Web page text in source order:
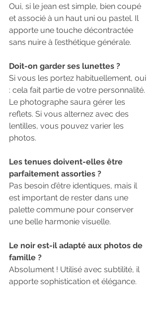
Oui, si le jean est simple, bien coupé
et associé à un haut uni ou pastel. Il
apporte une touche décontractée
sans nuire à l’esthétique générale.
Doit-on garder ses lunettes ?
Si vous les portez habituellement, oui
: cela fait partie de votre personnalité.
Le photographe saura gérer les
reflets. Si vous alternez avec des
lentilles, vous pouvez varier les
photos.
Les tenues doivent-elles être
parfaitement assorties ?
Pas besoin d’être identiques, mais il
est important de rester dans une
palette commune pour conserver
une belle harmonie visuelle.
Le noir est-il adapté aux photos de
famille ?
Absolument ! Utilisé avec subtilité, il
apporte sophistication et élégance.